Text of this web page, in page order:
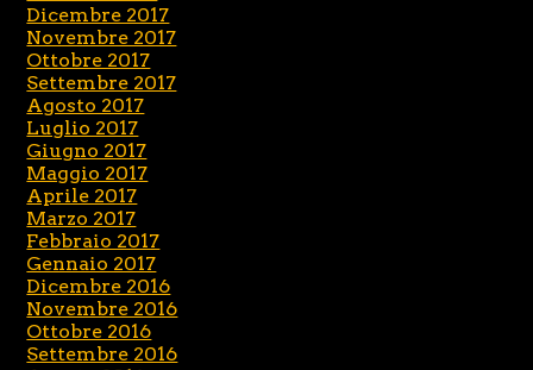
Dicembre 2017
Novembre 2017
Ottobre 2017
Settembre 2017
Agosto 2017
Luglio 2017
Giugno 2017
Maggio 2017
Aprile 2017
Marzo 2017
Febbraio 2017
Gennaio 2017
Dicembre 2016
Novembre 2016
Ottobre 2016
Settembre 2016